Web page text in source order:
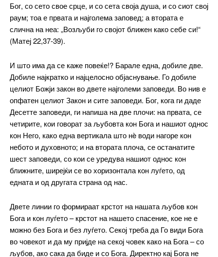
━ pricing plans
бесплатно / forever
ИЗБЕРЕТЕ ПЛАН
Бог, со сето свое срце, и со сета своја душа, и со сиот свој
раум; тоа е првата и најголема заповед; а втората е
слична на неа: „Возљуби го својот ближен како себе си!“
(Матеј 22,37-39).
И што има да се каже повеќе!? Барале една, добиле две.
Добиле најкратко и најцелосно објаснување. Го добиле
целиот Божји закон во двете најголеми заповеди. Во нив е
опфатен целиот Закон и сите заповеди. Бог, кога ги даде
Десетте заповеди, ги напиша на две плочи: на првата, се
четирите, кои говорат за љубовта кон Бога и нашиот однос
кон Него, како една вертикала што нè води нагоре кон
небото и духовното; и на втората плоча, се останатите
шест заповеди, со кои се уредува нашиот однос кон
ближните, ширејќи се во хоризонтала кон луѓето, од
едната и од другата страна од нас.
Двете линии го формираат крстот на нашата љубов кон
Бога и кон луѓето – крстот на нашето спасение, кое не е
можно без Бога и без луѓето. Секој треба да Го види Бога
во човекот и да му пријде на секој човек како на Бога – со
љубов, ако сака да биде и со Бога. Директно кај Бога не